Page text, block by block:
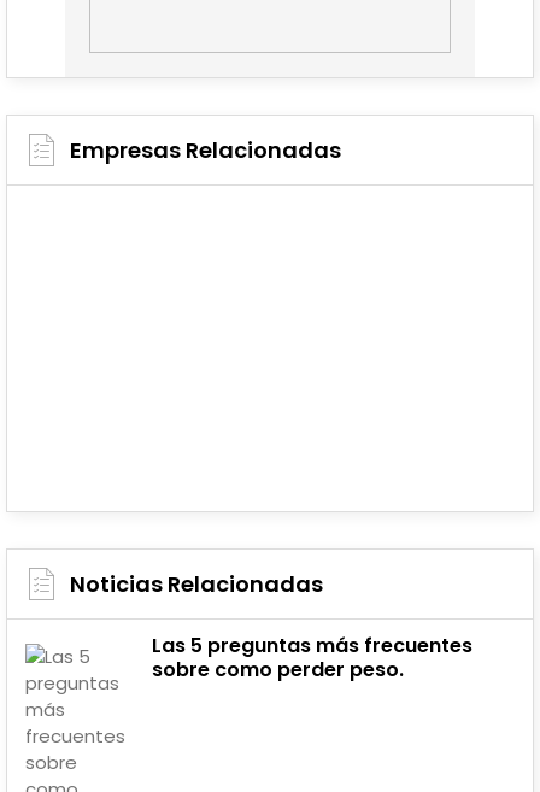
Empresas Relacionadas
Noticias Relacionadas
Las 5 preguntas más frecuentes
sobre como perder peso.